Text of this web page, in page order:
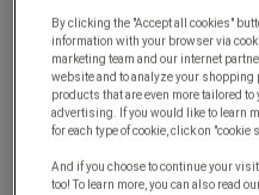
By clicking the "Accept all cookies"
information with your browser via
marketing team and our internet
website and to analyze your shopping
products that are even more tailored
advertising. If you would like to learn
for each type of cookie, click on "cookie
And if you choose to continue your
too! To learn more, you can also read